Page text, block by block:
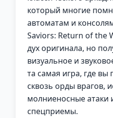
который многие
автоматам и
Saviors: Return of the
дух оригинала, но
визуальное и
та самая игра, где вы
сквозь орды врагов,
молниеносные атаки
спецприемы.